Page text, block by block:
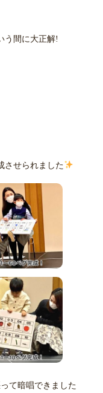
う間に大正解!
させられました
て暗唱できました